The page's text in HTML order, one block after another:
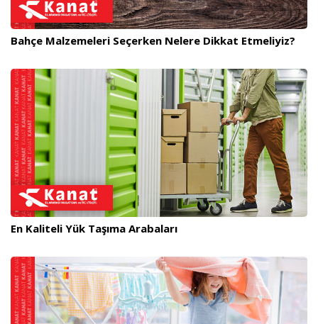
Bahçe Malzemeleri Seçerken Nelere Dikkat Etmeliyiz?
En Kaliteli Yük Taşıma Arabaları